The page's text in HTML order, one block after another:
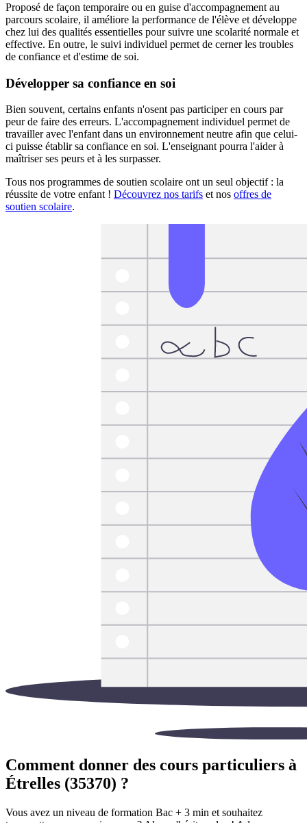
Proposé de façon temporaire ou en guise d'accompagnement au
parcours scolaire, il améliore la performance de l'élève et développe
chez lui des qualités essentielles pour suivre une scolarité normale et
effective. En outre, le suivi individuel permet de cerner les troubles
de confiance et d'estime de soi.
Développer sa confiance en soi
Bien souvent, certains enfants n'osent pas participer en cours par
peur de faire des erreurs. L'accompagnement individuel permet de
travailler avec l'enfant dans un environnement neutre afin que celui-
ci puisse établir sa confiance en soi. L'enseignant pourra l'aider à
maîtriser ses peurs et à les surpasser.
Tous nos programmes de soutien scolaire ont un seul objectif : la
réussite de votre enfant ! Découvrez nos tarifs et nos offres de
soutien scolaire.
Comment donner des cours particuliers à
Étrelles (35370) ?
Vous avez un niveau de formation Bac + 3 min et souhaitez